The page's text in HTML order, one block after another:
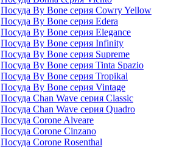
Посуда By Bone серия Cowry Yellow
Посуда By Bone серия Edera
Посуда By Bone серия Elegance
Посуда By Bone серия Infinity
Посуда By Bone серия Supreme
Посуда By Bone серия Tinta Spazio
Посуда By Bone серия Tropikal
Посуда By Bone серия Vintage
Посуда Chan Wave серия Classic
Посуда Chan Wave серия Quadro
Посуда Corone Alveare
Посуда Corone Cinzano
Посуда Corone Rosenthal